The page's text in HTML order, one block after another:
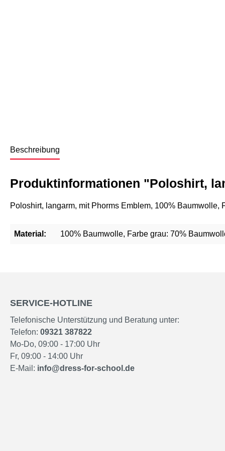
Beschreibung
Produktinformationen "Poloshirt,
Poloshirt, langarm, mit Phorms Emblem, 100%
Material: 100% Baumwolle, Farbe grau: 70%
SERVICE-HOTLINE
Telefonische Unterstützung und Beratung unter:
Telefon: 09321 387822
Mo-Do, 09:00 - 17:00 Uhr
Fr, 09:00 - 14:00 Uhr
E-Mail: info@dress-for-school.de